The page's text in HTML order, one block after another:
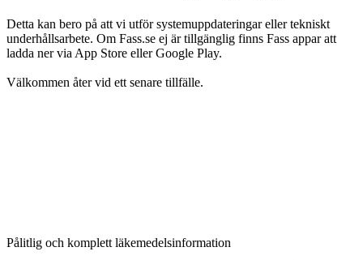
Detta kan bero på att vi utför systemuppdateringar eller tekniskt
underhållsarbete. Om Fass.se ej är tillgänglig finns Fass appar att
ladda ner via App Store eller Google Play.
Välkommen åter vid ett senare tillfälle.
Pålitlig och komplett läkemedelsinformation